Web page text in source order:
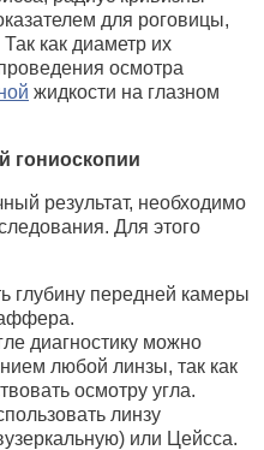
для роговицы,
как диаметр их
осмотра
жидкости на глазном
гониоскопии
результат, необходимо
Для этого
глубину передней камеры
диагностику можно
любой линзы, так как
осмотру угла.
линзу
или Цейсса.